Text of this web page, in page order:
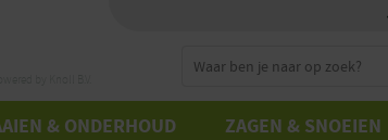
& ONDERHOUD ZAGEN & SNOEIEN